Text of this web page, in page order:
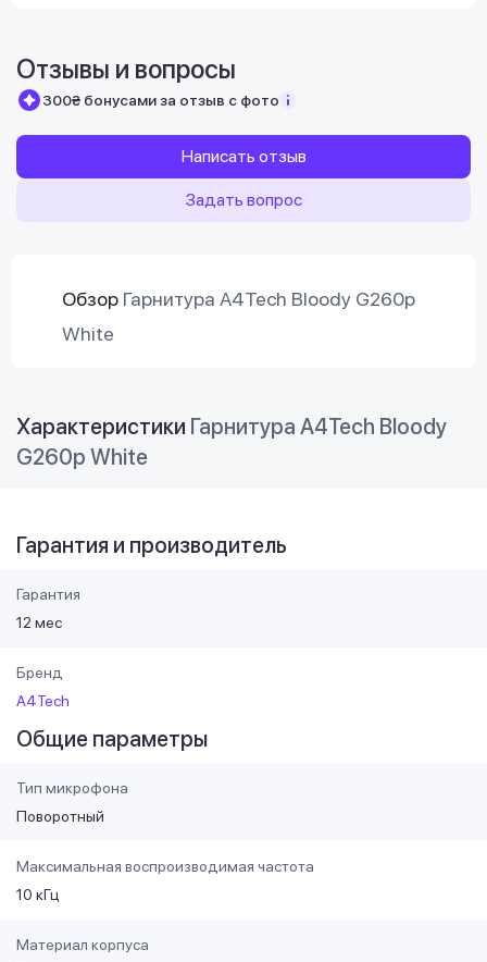
Отзывы и вопросы
300₴ бонусами за отзыв с фото
Написать отзыв
Задать вопрос
Обзор Гарнитура A4Tech Bloody G260p
White
Характеристики Гарнитура A4Tech Bloody
G260p White
Гарантия и производитель
Гарантия
12 мес
Бренд
A4Tech
Общие параметры
Тип микрофона
Поворотный
Максимальная воспроизводимая частота
10 кГц
Материал корпуса